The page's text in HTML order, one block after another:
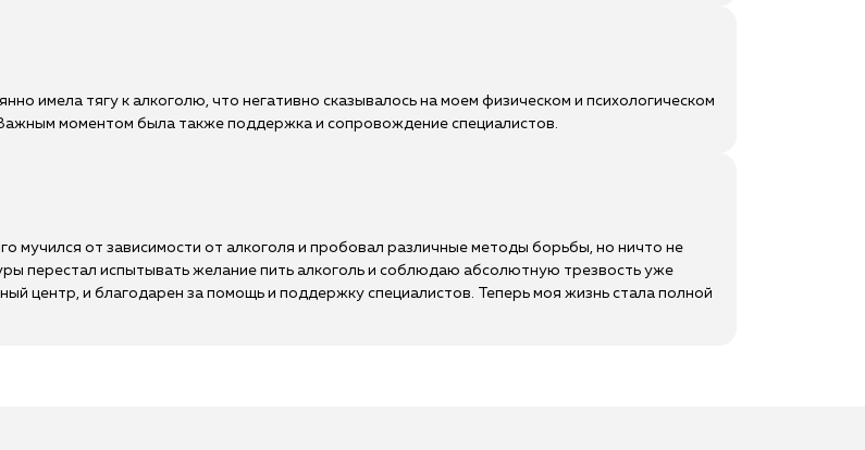
имела тягу к алкоголю, что негативно сказывалось на моем физическом и психологическом
моментом была также поддержка и сопровождение специалистов.
мучился от зависимости от алкоголя и пробовал различные методы борьбы, но ничто не
перестал испытывать желание пить алкоголь и соблюдаю абсолютную трезвость уже
центр, и благодарен за помощь и поддержку специалистов. Теперь моя жизнь стала полной